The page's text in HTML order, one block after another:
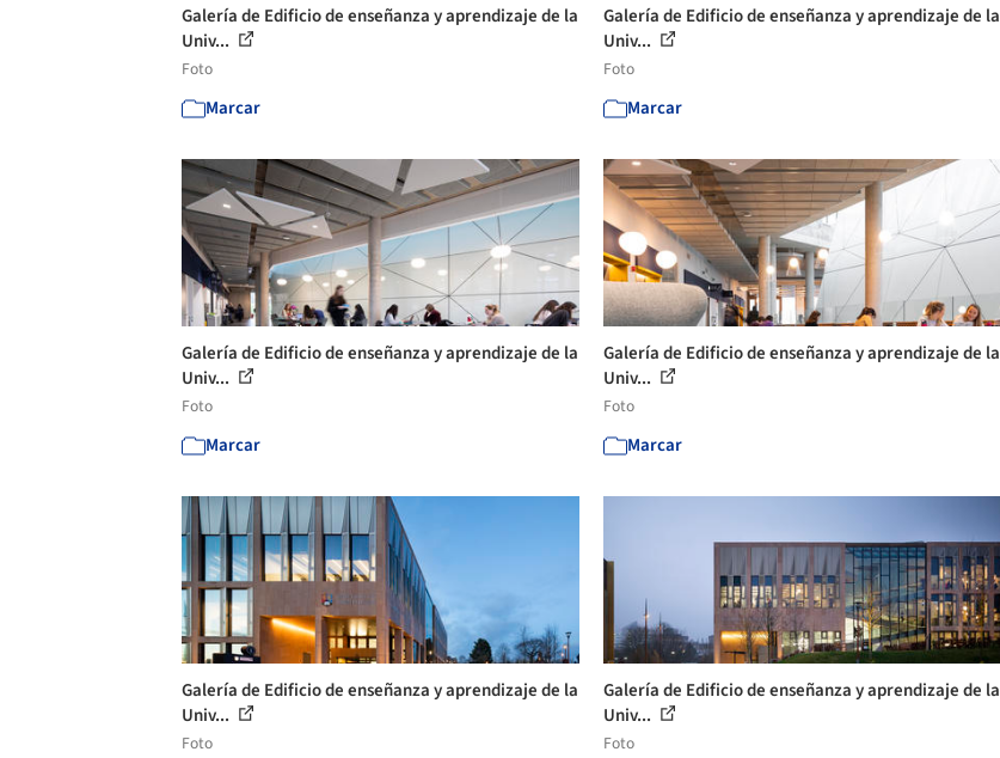
Galería de Edificio de enseñanza y aprendizaje de la
Univ...
Foto
Marcar
Galería de Edificio de enseñanza y aprendizaje de la
Univ...
Foto
Marcar
Galería de Edificio de enseñanza y aprendizaje de la
Univ...
Foto
Marcar
Galería de Edificio de enseñanza y aprendizaje de la
Univ...
Foto
Marcar
Galería de Edificio de enseñanza y aprendizaje de la
Univ...
Foto
Galería de Edificio de enseñanza y aprendizaje de la
Univ...
Foto